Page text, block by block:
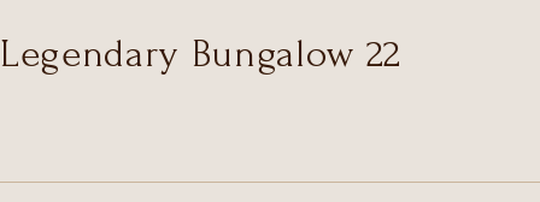
Legendary Bungalow 22